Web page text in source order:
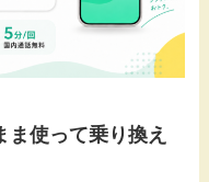
ま使って乗り換え